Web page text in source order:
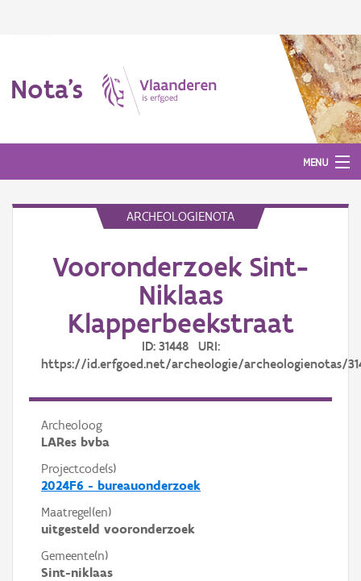
Nota's
MENU
Aanmelden
ARCHEOLOGIENOTA
Vooronderzoek Sint-
Niklaas
Klapperbeekstraat
ID: 31448 URI:
https://id.erfgoed.net/archeologie/archeologienotas/
Archeoloog
LARes bvba
Projectcode(s)
2024F6 - bureauonderzoek
Maatregel(en)
uitgesteld vooronderzoek
Gemeente(n)
Sint-niklaas